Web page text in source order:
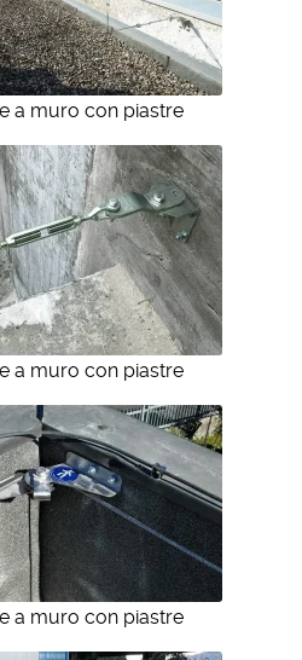
a muro con piastre
a muro con piastre
a muro con piastre